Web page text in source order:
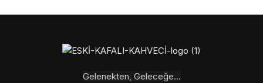
Gelenekten, Geleceğe...